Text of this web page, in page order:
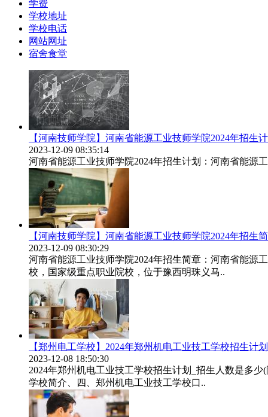
学费
学校地址
学校电话
网站网址
宿舍食堂
【河南技师学院】河南省能源工业技师学院2024年招生
2023-12-09 08:35:14
河南省能源工业技师学院2024年招生计划：河南省能源
【河南技师学院】河南省能源工业技师学院2024年招生
2023-12-09 08:30:29
河南省能源工业技师学院2024年招生简章：河南省能源
校，国家级重点职业院校，位于豫西明珠义马..
【郑州电工学校】2024年郑州机电工业技工学校招生计
2023-12-08 18:50:30
2024年郑州机电工业技工学校招生计划_招生人数是多
学校简介、四、郑州机电工业技工学校口..